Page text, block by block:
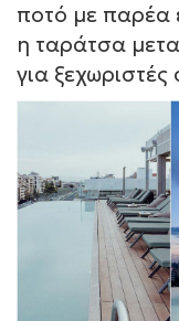
ποτό με παρέα
η ταράτσα
για ξεχωριστές